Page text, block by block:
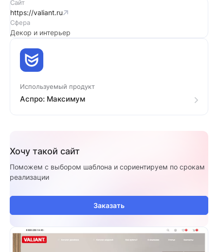
Сайт
https://valiant.ru
Сфера
Декор и интерьер
Используемый продукт
Аспро: Максимум
Хочу такой сайт
Поможем с выбором шаблона и сориентируем по срокам
реализации
Заказать